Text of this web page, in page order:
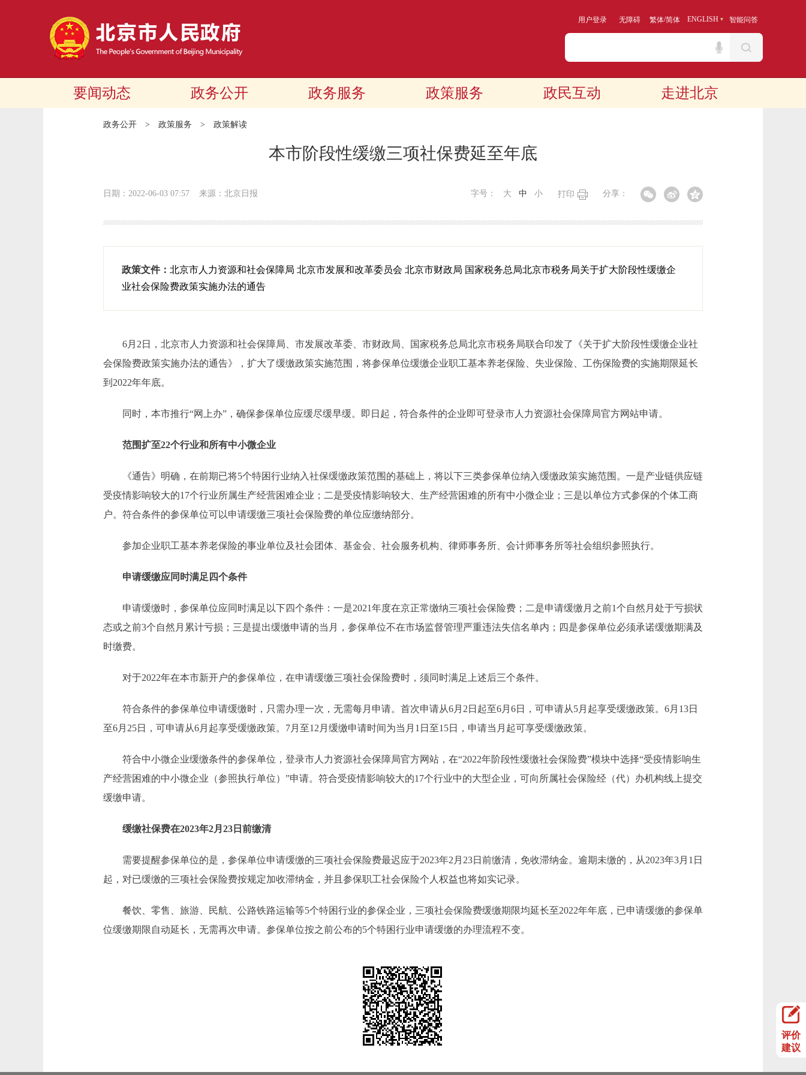
用户登录 无障碍 繁体/简体 ENGLISH 智能问答
要闻动态 政务公开 政务服务 政策服务 政民互动 走进北京
政务公开 > 政策服务 > 政策解读
本市阶段性缓缴三项社保费延至年底
日期：2022-06-03 07:57 来源：北京日报 分享：
打印
字号： 大 中 小
政策文件： 北京市人力资源和社会保障局 北京市发展和改革委员会 北京市财政局 国家税务总局北京市税务局关于扩大阶段性缓缴企
业社会保险费政策实施办法的通告
6月2日，北京市人力资源和社会保障局、市发展改革委、市财政局、国家税务总局北京市税务局联合印发了《关于扩大阶段性缓缴企业社
会保险费政策实施办法的通告》，扩大了缓缴政策实施范围，将参保单位缓缴企业职工基本养老保险、失业保险、工伤保险费的实施期限延长
到2022年年底。
同时，本市推行“网上办”，确保参保单位应缓尽缓早缓。即日起，符合条件的企业即可登录市人力资源社会保障局官方网站申请。
范围扩至22个行业和所有中小微企业
《通告》明确，在前期已将5个特困行业纳入社保缓缴政策范围的基础上，将以下三类参保单位纳入缓缴政策实施范围。一是产业链供应链
受疫情影响较大的17个行业所属生产经营困难企业；二是受疫情影响较大、生产经营困难的所有中小微企业；三是以单位方式参保的个体工商
户。符合条件的参保单位可以申请缓缴三项社会保险费的单位应缴纳部分。
参加企业职工基本养老保险的事业单位及社会团体、基金会、社会服务机构、律师事务所、会计师事务所等社会组织参照执行。
申请缓缴应同时满足四个条件
申请缓缴时，参保单位应同时满足以下四个条件：一是2021年度在京正常缴纳三项社会保险费；二是申请缓缴月之前1个自然月处于亏损状
态或之前3个自然月累计亏损；三是提出缓缴申请的当月，参保单位不在市场监督管理严重违法失信名单内；四是参保单位必须承诺缓缴期满及
时缴费。
对于2022年在本市新开户的参保单位，在申请缓缴三项社会保险费时，须同时满足上述后三个条件。
符合条件的参保单位申请缓缴时，只需办理一次，无需每月申请。首次申请从6月2日起至6月6日，可申请从5月起享受缓缴政策。6月13日
至6月25日，可申请从6月起享受缓缴政策。7月至12月缓缴申请时间为当月1日至15日，申请当月起可享受缓缴政策。
符合中小微企业缓缴条件的参保单位，登录市人力资源社会保障局官方网站，在“2022年阶段性缓缴社会保险费”模块中选择“受疫情影响生
产经营困难的中小微企业（参照执行单位）”申请。符合受疫情影响较大的17个行业中的大型企业，可向所属社会保险经（代）办机构线上提交
缓缴申请。
缓缴社保费在2023年2月23日前缴清
需要提醒参保单位的是，参保单位申请缓缴的三项社会保险费最迟应于2023年2月23日前缴清，免收滞纳金。逾期未缴的，从2023年3月1日
起，对已缓缴的三项社会保险费按规定加收滞纳金，并且参保职工社会保险个人权益也将如实记录。
餐饮、零售、旅游、民航、公路铁路运输等5个特困行业的参保企业，三项社会保险费缓缴期限均延长至2022年年底，已申请缓缴的参保单
位缓缴期限自动延长，无需再次申请。参保单位按之前公布的5个特困行业申请缓缴的办理流程不变。
评价
建议